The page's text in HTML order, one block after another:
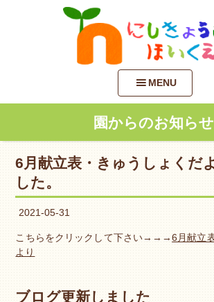
MENU
園からのお知らせ
6月献立表・きゅうしょくだ
した。
2021-05-31
こちらをクリックして下さい→→→6月献立
より
ブログ更新しました